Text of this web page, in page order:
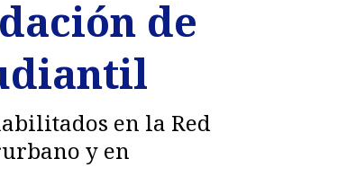
de
en la Red
y en